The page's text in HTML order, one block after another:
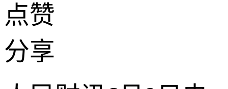
点赞
分享